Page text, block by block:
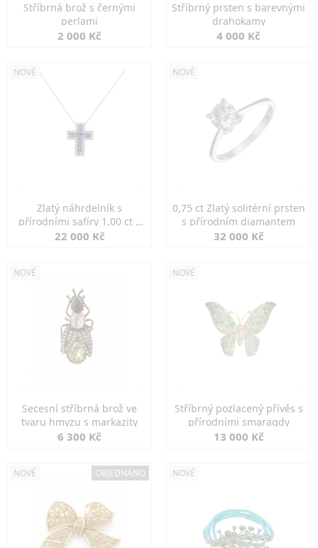
Stříbrná brož s černými
perlami
2 000 Kč
Stříbrný prsten s barevnými
drahokamy
4 000 Kč
NOVÉ
Zlatý náhrdelník s
přírodními safíry 1,00 ct a
diamanty
22 000 Kč
NOVÉ
0,75 ct Zlatý solitérní prsten
s přírodním diamantem
32 000 Kč
NOVÉ
Secesní stříbrná brož ve
tvaru hmyzu s markazity
6 300 Kč
NOVÉ
Stříbrný pozlacený přívěs s
přírodními smaragdy
13 000 Kč
NOVÉ OBJEDNÁNO NOVÉ